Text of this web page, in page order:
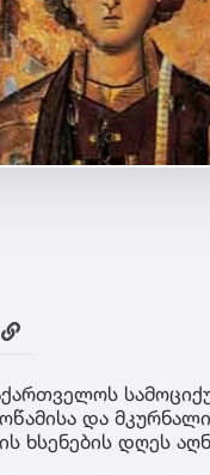
და
ხსენების დღეს